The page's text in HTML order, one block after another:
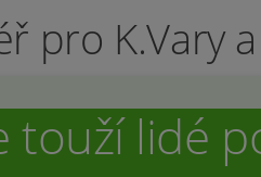
pro K.Vary
touží lidé